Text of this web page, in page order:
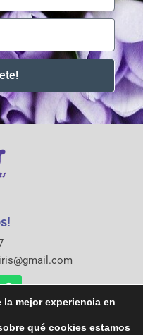
mejor experiencia en
qué cookies estamos